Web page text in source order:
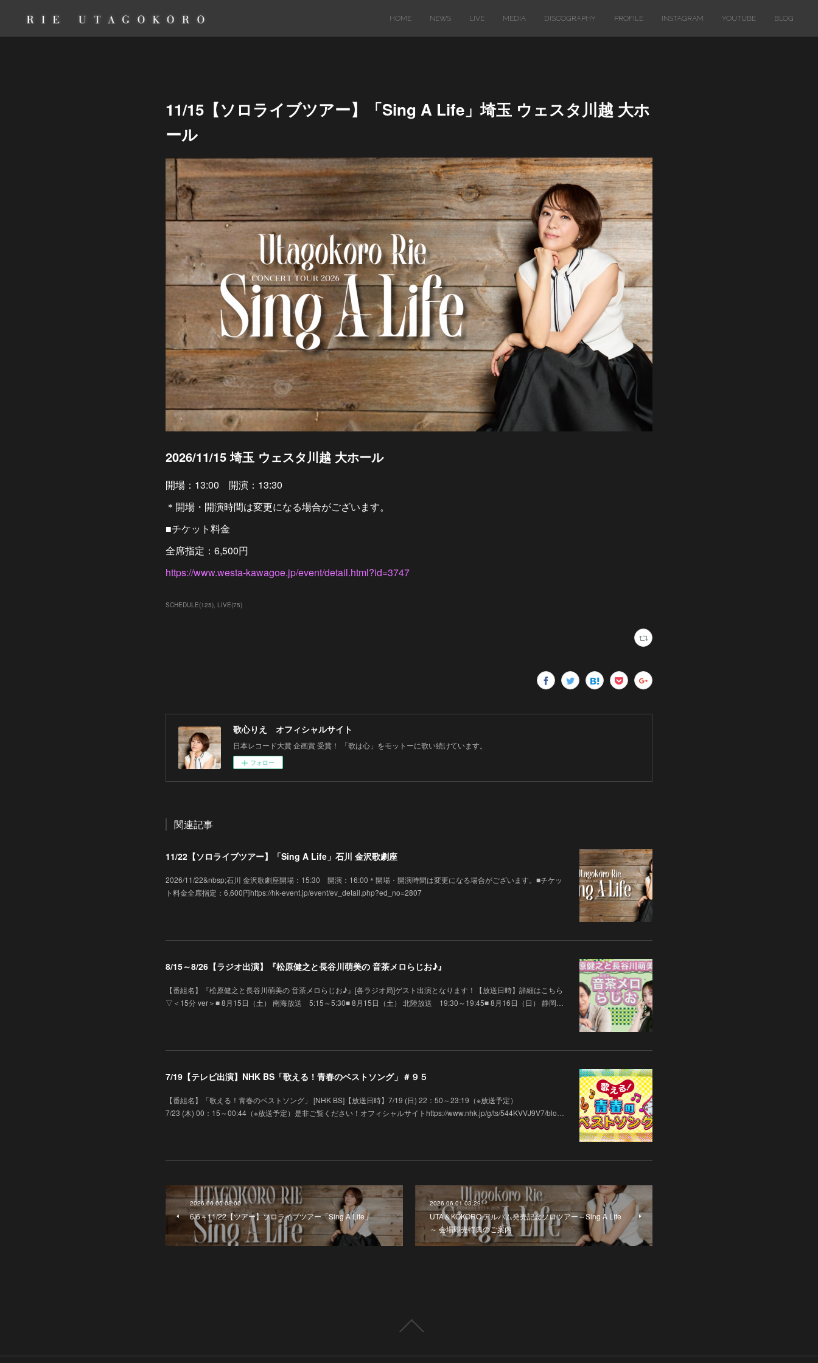
HOME NEWS LIVE MEDIA DISCOGRAPHY PROFILE INSTAGRAM YOUTUBE BLOG
11/15【ソロライブツアー】「Sing A Life」埼玉 ウェスタ川越 大ホ
ール
2026/11/15 埼玉 ウェスタ川越 大ホール
開場：13:00 開演：13:30
＊開場・開演時間は変更になる場合がございます。
■チケット料金
全席指定：6,500円
https://www.westa-kawagoe.jp/event/detail.html?id=3747
SCHEDULE(125) LIVE(75)
歌心りえ オフィシャルサイト
日本レコード大賞 企画賞 受賞！ 「歌は心」をモットーに歌い続けています。
フォロー
関連記事
11/22【ソロライブツアー】「Sing A Life」石川 金沢歌劇座
2026/11/22&nbsp;石川 金沢歌劇座開場：15:30 開演：16:00＊開場・開演時間は変更になる場合がございます。■チケッ
ト料金全席指定：6,600円https://hk-event.jp/event/ev_detail.php?ed_no=2807
8/15～8/26【ラジオ出演】『松原健之と長谷川萌美の 音茶メロらじお♪』
【番組名】『松原健之と長谷川萌美の 音茶メロらじお♪』[各ラジオ局]ゲスト出演となります！【放送日時】詳細はこちら
▽＜15分 ver＞■ 8月15日（土） 南海放送 5:15～5:30■ 8月15日（土） 北陸放送 19:30～19:45■ 8月16日（日） 静岡…
7/19【テレビ出演】NHK BS「歌える！青春のベストソング」＃９５
【番組名】「歌える！青春のベストソング」 [NHK BS]【放送日時】7/19 (日) 22：50～23:19（※放送予定）
7/23 (木) 00：15～00:44（※放送予定）是非ご覧ください！オフィシャルサイトhttps://www.nhk.jp/g/ts/544KVVJ9V7/blo…
2026.06.05 08:00
6/6～11/22【ツアー】ソロライブツアー「Sing A Life」
2026.06.01 03:29
UTA＆KOKORO アルバム発売記念ソロツアー～Sing A Life
～ 会場即売特典のご案内